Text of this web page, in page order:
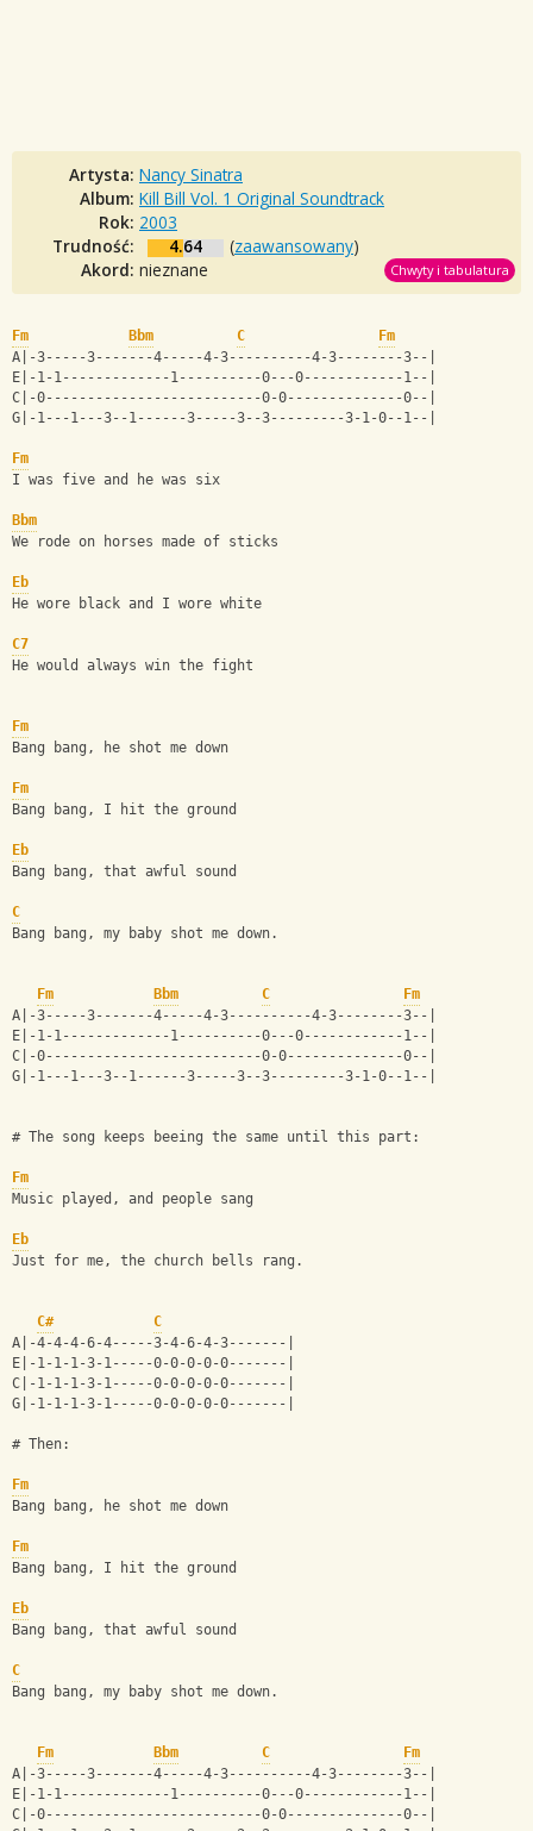
Artysta: Nancy Sinatra
Album: Kill Bill Vol. 1 Original Soundtrack
Rok: 2003
Trudność:
4.64 (zaawansowany)
Akord: nieznane Chwyty i tabulatura
Fm Bbm C
Fm
A|-3-----3-------4-----4-3----------4-3--------3--|
E|-1-1-------------1----------0---0------------1--|
C|-0--------------------------0-0--------------0--|
G|-1---1---3--1------3-----3--3---------3-1-0--1--|
Fm
I was five and he was six
Bbm
We rode on horses made of sticks
Eb
He wore black and I wore white
C7
He would always win the fight
Fm
Bang bang, he shot me down
Fm
Bang bang, I hit the ground
Eb
Bang bang, that awful sound
C
Bang bang, my baby shot me down.
Fm Bbm C
Fm
A|-3-----3-------4-----4-3----------4-3--------3--|
E|-1-1-------------1----------0---0------------1--|
C|-0--------------------------0-0--------------0--|
G|-1---1---3--1------3-----3--3---------3-1-0--1--|
# The song keeps beeing the same until this part:
Fm
Music played, and people sang
Eb
Just for me, the church bells rang.
C#
C
A|-4-4-4-6-4-----3-4-6-4-3-------|
E|-1-1-1-3-1-----0-0-0-0-0-------|
C|-1-1-1-3-1-----0-0-0-0-0-------|
G|-1-1-1-3-1-----0-0-0-0-0-------|
# Then:
Fm
Bang bang, he shot me down
Fm
Bang bang, I hit the ground
Eb
Bang bang, that awful sound
C
Bang bang, my baby shot me down.
Fm Bbm C
Fm
A|-3-----3-------4-----4-3----------4-3--------3--|
E|-1-1-------------1----------0---0------------1--|
C|-0--------------------------0-0--------------0--|